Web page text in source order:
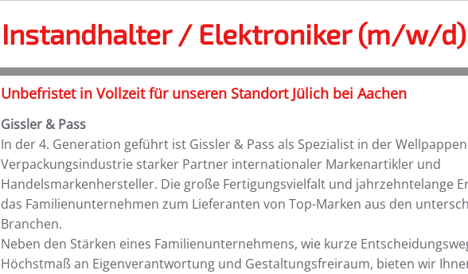
Instandhalter / Elektroniker (m/w/d)
Unbefristet in Vollzeit für unseren Standort Jülich bei Aachen
Gissler & Pass
In der 4. Generation geführt ist Gissler & Pass als Spezialist in der
Verpackungsindustrie starker Partner internationaler Markenartikler und
Handelsmarkenhersteller. Die große Fertigungsvielfalt und jahrzehntelange
das Familienunternehmen zum Lieferanten von Top-Marken aus den
Branchen.
Neben den Stärken eines Familienunternehmens, wie kurze
Höchstmaß an Eigenverantwortung und Gestaltungsfreiraum, bieten wir